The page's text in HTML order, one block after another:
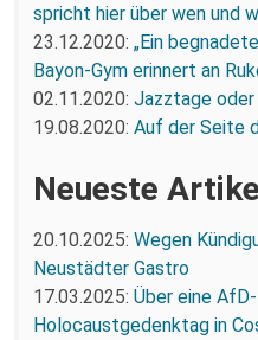
spricht hier über wen und
23.12.2020: „Ein
Bayon-Gym erinnert an
02.11.2020: Jazztage oder
19.08.2020: Auf der Seite
Neueste
20.10.2025: Wegen
Neustädter Gastro
17.03.2025: Über eine
Holocaustgedenktag in